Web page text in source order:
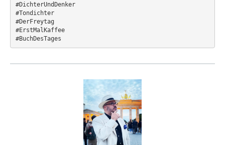
#DichterUndDenker
#Tondichter
#DerFreytag
#ErstMalKaffee
#BuchDesTages